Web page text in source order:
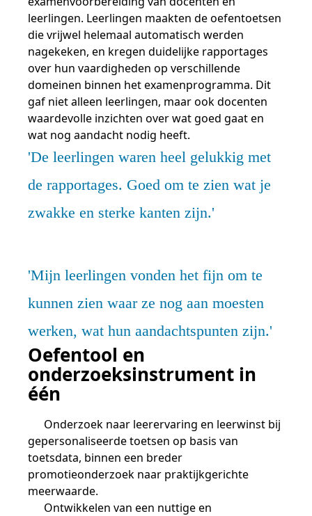
Snel naar
Bestellen
Jaarkalender
Samen bouwen voor het vo
Nieuwsbrief Kijk- en luistertoetsen
Snel naar
Ondersteuning
Reken- en taalontwikkeling
Op de hoogte blijven
Training Toetsdeskundige
Training Examencommissie
Aanmelden nieuwsbrief ho
Snel naar
Academische Woordenschattoets
Onze opdrachtgevers
Alfabetisering
Snel naar
Alfa-toetsen Volwassenenonderwijs
Alfa-toetsen ISK
Snel naar
Meer (beroeps)examens
Vakmanschap Warmtepomp
Vakmanschap Zonnestroom
NLQF kwalificatie
Zorg & welzijn
Nienke Elijzen
Kim Hendriks-Cornelissen
Saila Kiriwenno-Dovermann
Peter van den Berg
Promotieonderzoek
Snel naar
Themadossier basisvaardigheden
Een toets beoordelen
De leeropbrengst van toetsen
Kennisbank Stichting Cito
Toetstechnische begrippenlijst
Werken bij
Docenten gezocht
Zzp-trainers gezocht
Stageopdrachten
Collega's aan het woord
leerlingen. Leerlingen maakten de oefentoetsen
die vrijwel helemaal automatisch werden
nagekeken, en kregen duidelijke rapportages
over hun vaardigheden op verschillende
domeinen binnen het examenprogramma. Dit
gaf niet alleen leerlingen, maar ook docenten
waardevolle inzichten over wat goed gaat en
wat nog aandacht nodig heeft.
De leerlingen waren heel gelukkig met
de rapportages. Goed om te zien wat je
zwakke en sterke kanten zijn.
Mijn leerlingen vonden het fijn om te
kunnen zien waar ze nog aan moesten
werken, wat hun aandachtspunten zijn.
Oefentool en
onderzoeksinstrument in
één
Onderzoek naar leerervaring en leerwinst bij
gepersonaliseerde toetsen op basis van
toetsdata, binnen een breder
promotieonderzoek naar praktijkgerichte
meerwaarde.
Ontwikkelen van een nuttige en